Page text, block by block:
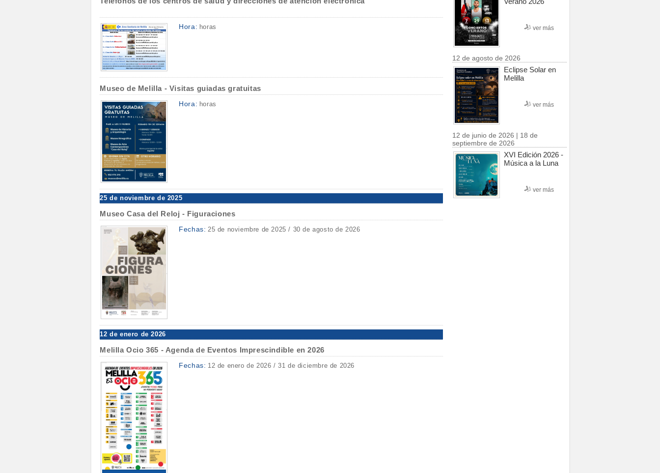
Hora: horas
Museo de Melilla - Visitas guiadas gratuitas
Hora: horas
25 de noviembre de 2025
Museo Casa del Reloj - Figuraciones
Fechas: 25 de noviembre de 2025 / 30 de agosto de 2026
12 de enero de 2026
Melilla Ocio 365 - Agenda de Eventos Imprescindible en 2026
Fechas: 12 de enero de 2026 / 31 de diciembre de 2026
ver más
12 de agosto de 2026
Eclipse Solar en
Melilla
ver más
12 de junio de 2026 | 18 de
septiembre de 2026
XVI Edición 2026 -
Música a la Luna
ver más